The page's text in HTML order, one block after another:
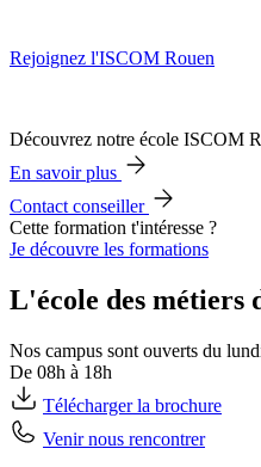
Rejoignez l'ISCOM Rouen
Découvrez notre école ISCOM
En savoir plus
Contact conseiller
Cette formation t'intéresse ?
Je découvre les formations
L'école des métiers
Nos campus sont ouverts du
De 08h à 18h
Télécharger la brochure
Venir nous rencontrer